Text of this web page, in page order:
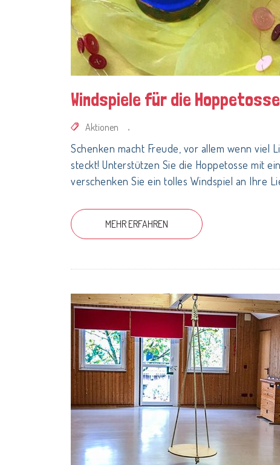
Windspiele für die Hoppetosse
Aktionen ,
Schenken macht Freude, vor allem wenn viel
steckt! Unterstützen Sie die Hoppetosse mit
verschenken Sie ein tolles Windspiel an Ihre
MEHR ERFAHREN